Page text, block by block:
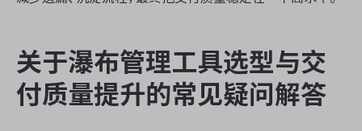
关于瀑布管理工具选型与交
付质量提升的常见疑问解答